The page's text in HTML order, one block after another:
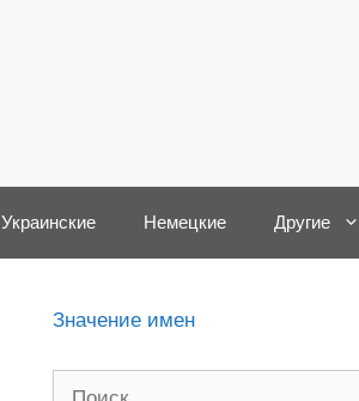
Украинские Немецкие Другие
Значение имен